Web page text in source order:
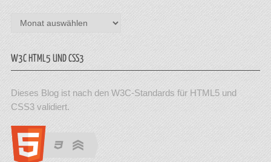
Archiv
W3C HTML5 UND CSS3
Dieses Blog ist nach den W3C-Standards für HTML5 und
CSS3 validiert.